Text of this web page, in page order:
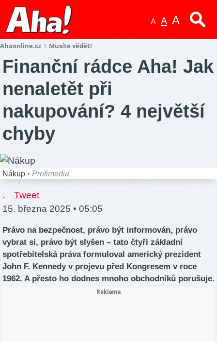
A A A
Ahaonline.cz Musíte vědět!
Finanční rádce Aha! Jak
nenaletět při
nakupování? 4 největší
chyby
Nákup • Profimedia
.
Tweet
15. března 2025 • 05:05
Právo na bezpečnost, právo být informován, právo
vybrat si, právo být slyšen – tato čtyři základní
spotřebitelská práva formuloval americký prezident
John F. Kennedy v projevu před Kongresem v roce
1962. A přesto ho dodnes mnoho obchodníků porušuje.